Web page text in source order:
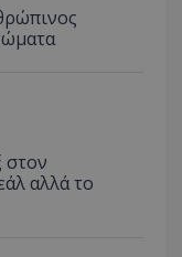
στον
αλλά το